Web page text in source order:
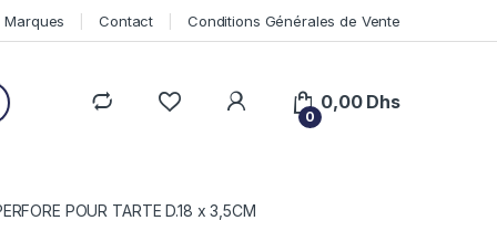
Marques Contact Conditions Générales de Vente
0
0,00 Dhs
POUR TARTE D.18 x 3,5CM